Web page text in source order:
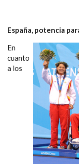
España, potencia
En
cuanto
a los